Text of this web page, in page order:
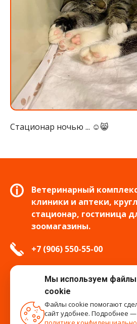
Стационар ночью ... ☺️😸
Ветеринарный
клиники и аптеки,
стационар, гостиница
зоомагазины.
+7 (906) 550-55-00
info.tver@bars-vet.ru
время
Мы используем файлы
cookie
Файлы cookie помогают
сайт удобнее. Подробнее